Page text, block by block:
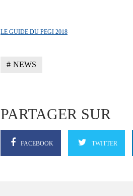
LE GUIDE DU PEGI 2018
NEWS
PARTAGER SUR
FACEBOOK TWITTER